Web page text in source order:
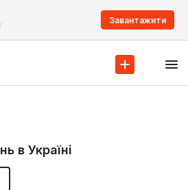
Завантажити
в Україні